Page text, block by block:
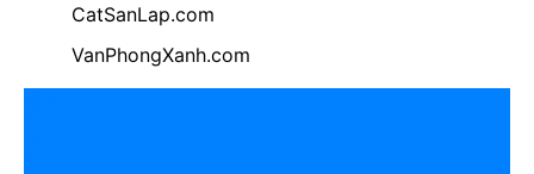
CatSanLap.com
VanPhongXanh.com